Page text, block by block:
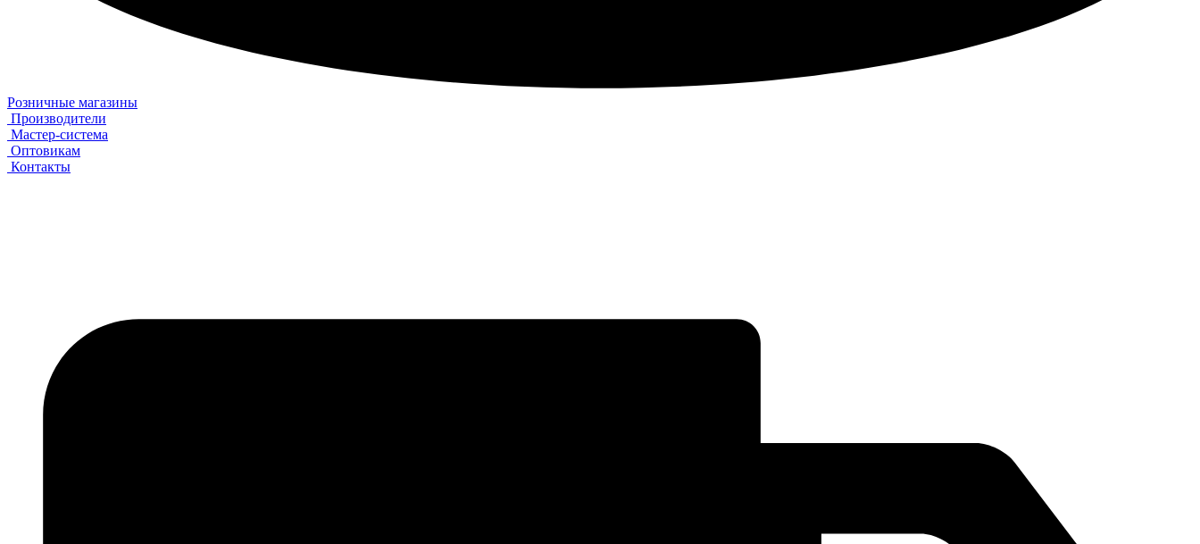
Розничные магазины
Производители
Мастер-система
Оптовикам
Контакты